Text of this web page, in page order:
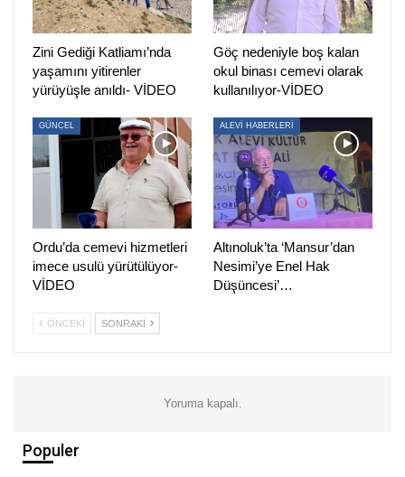
Zini Gediği Katliamı’nda
yaşamını yitirenler
yürüyüşle anıldı- VİDEO
Göç nedeniyle boş kalan
okul binası cemevi olarak
kullanılıyor-VİDEO
GÜNCEL
Ordu’da cemevi hizmetleri
imece usulü yürütülüyor-
VİDEO
ALEVİ HABERLERİ
Altınoluk’ta ‘Mansur’dan
Nesimi’ye Enel Hak
Düşüncesi’…
ÖNCEKI SONRAKI
Yoruma kapalı.
Populer